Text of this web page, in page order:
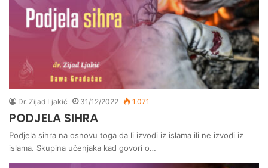
Dr. Zijad Ljakić 31/12/2022 1.071
PODJELA SIHRA
Podjela sihra na osnovu toga da li izvodi iz islama ili ne izvodi iz
islama. Skupina učenjaka kad govori o…